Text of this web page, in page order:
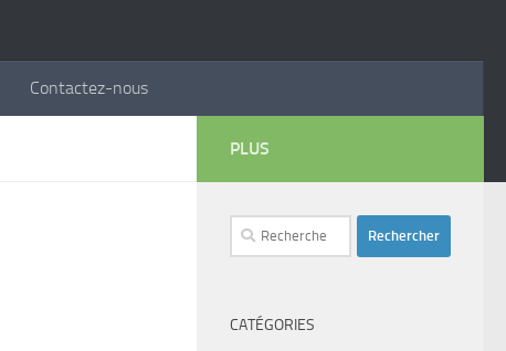
Contactez-nous
PLUS
Rechercher :
CATÉGORIES